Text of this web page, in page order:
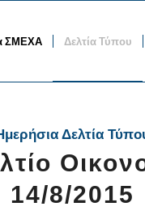
ΣΜΕΧΑ Δελτία Τύπου
Δελτία
14/8/2015